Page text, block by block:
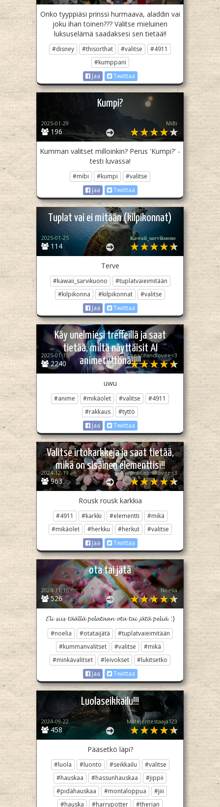
Onko tyyppiäsi prinssi hurmaava, aladdin vai
joku ihan toinen??? Valitse mieluinen
luksuselämä saadaksesi sen tietää!!
#disney #thisorthat #valitse
#4911
#kumppani
Jaa
Twiittaa
Kumpi?
196
2025-01-29 MiBi
Kumman valitset milloinkin? Perus 'Kumpi?' -
testi luvassa!
#mibi #kumpi
#valitse
Jaa
Twiittaa
Tuplat vai ei mitään (kilpikonnat)
114
2025-01-25 𝐊𝐚𝐰𝐚𝐢𝐢_𝐬𝐚𝐫𝐯𝐢𝐤𝐮𝐨𝐧𝐨​ ‎
Terve
#kawaii_sarvikuono
#tuplatvaieimitään
#kilpikonna
#kilpikonnat
#valitse
Jaa
Twiittaa
Käy unelmiesi treffeillä ja saat
tietää, miltä näyttäisit AI
animetyttönä!!!!!
2240
2025-01-15 peaceandlovee<3
uwu
#anime #mikäolet #valitse
#4911
#rakkaus
#tyttö
Jaa
Twiittaa
Valitse irtokarkkeja ja saat tietää,
mikä on sisäinen elementtisi!!
963
2024-12-19 peaceandlovee<3
Rousk rousk karkkia
#4911 #karkki #elementti
#mikä
#mikäolet
#herkku #herkut
#valitse
Jaa
Twiittaa
ota tai jätä
526
2024-11-16 Noelia
𝓔𝓵𝓲 𝓼𝓲𝓲𝓼 𝓽𝓪̈𝓪̈𝓵𝓵𝓪̈ 𝓹𝓮𝓵𝓪𝓽𝓪𝓪𝓷 𝓸𝓽𝓪 𝓽𝓪𝓲 𝓳𝓪̈𝓽𝓪̈ 𝓹𝓮𝓵𝓲𝓪̈. :)
#noelia #otataijätä
#tuplatvaieimitään
#kummanvalitset
#valitse
#mikä
#minkävalitset
#leivokset
#lukitsetko
Jaa
Twiittaa
Luolaseikkailu!!!
458
2024-09-22 Matojentestaaja123
Pääsetkö läpi?
#luola #luonto #seikkailu
#valitse
#hauskaa
#hassunhauskaa
#jippii
#pidähauskaa
#montaloppua
#jiii
#hauska
#harrypotter
#therian